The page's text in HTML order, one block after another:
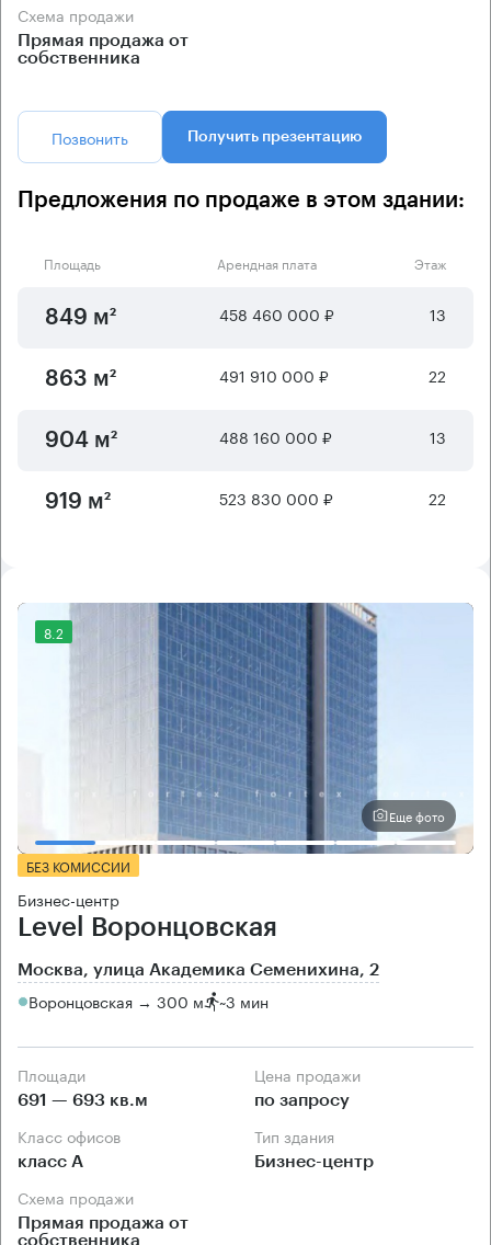
Схема продажи
Прямая продажа от
собственника
Позвонить Получить презентацию
Предложения по продаже в этом здании:
Площадь Арендная плата Этаж
849 м² 458 460 000 ₽ 13
863 м² 491 910 000 ₽ 22
904 м² 488 160 000 ₽ 13
919 м² 523 830 000 ₽ 22
8.2
Еще фото
БЕЗ КОМИССИИ
Бизнес-центр
Level Воронцовская
Москва, улица Академика Семенихина, 2
Воронцовская → 300 м ~3 мин
Площади
691 — 693 кв.м
Цена продажи
по запросу
Класс офисов
класс А
Тип здания
Бизнес-центр
Схема продажи
Прямая продажа от
собственника